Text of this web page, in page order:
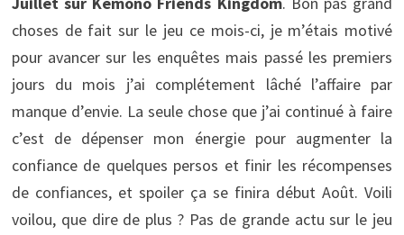
choses de fait sur le jeu ce mois-ci, je m’étais motivé
pour avancer sur les enquêtes mais passé les premiers
jours du mois j’ai complétement lâché l’affaire par
manque d’envie. La seule chose que j’ai continué à faire
c’est de dépenser mon énergie pour augmenter la
confiance de quelques persos et finir les récompenses
de confiances, et spoiler ça se finira début Août. Voili
voilou, que dire de plus ? Pas de grande actu sur le jeu